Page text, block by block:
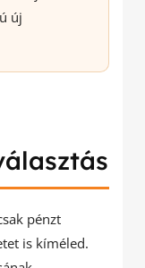
új
pénzt
is kíméled.